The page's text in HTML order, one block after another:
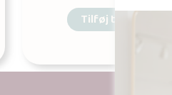
Tilføj til kurv